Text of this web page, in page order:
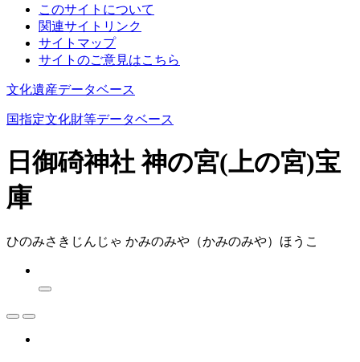
このサイトについて
関連サイトリンク
サイトマップ
サイトのご意見はこちら
文化遺産データベース
国指定文化財等データベース
日御碕神社 神の宮(上の宮)宝
庫
ひのみさきじんじゃ かみのみや（かみのみや）ほうこ